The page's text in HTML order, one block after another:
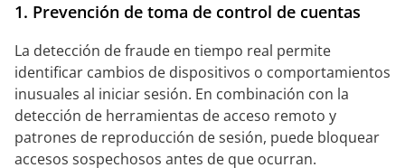
1. Prevención de toma de control de cuentas
La detección de fraude en tiempo real permite
identificar cambios de dispositivos o comportamientos
inusuales al iniciar sesión. En combinación con la
detección de herramientas de acceso remoto y
patrones de reproducción de sesión, puede bloquear
accesos sospechosos antes de que ocurran.